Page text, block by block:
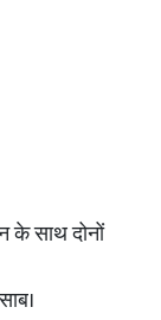
के साथ दोनों